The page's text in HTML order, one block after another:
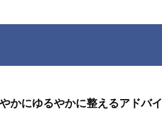
かにゆるやかに整えるアドバイ